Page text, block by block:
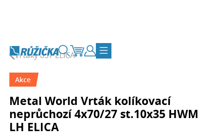
Vyhledávání
KošíkZákaznický účet
Přepnout navigaci
Vrtáky 057 ELICA
Akce
Metal World Vrták kolíkovací
neprůchozí 4x70/27 st.10x35 HWM
LH ELICA